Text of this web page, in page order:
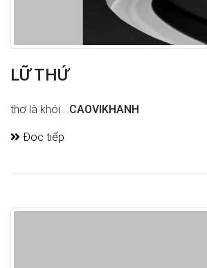
LỮ THỨ
thơ là khói ...CAOVIKHANH
Đọc tiếp